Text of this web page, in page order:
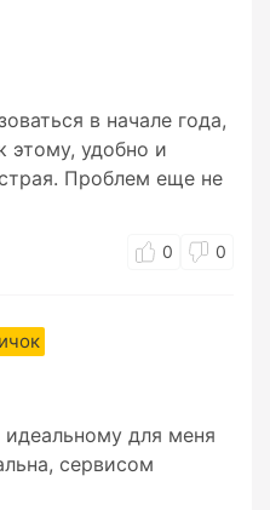
в начале года,
этому, удобно и
Проблем еще не
0 0
для меня
сервисом